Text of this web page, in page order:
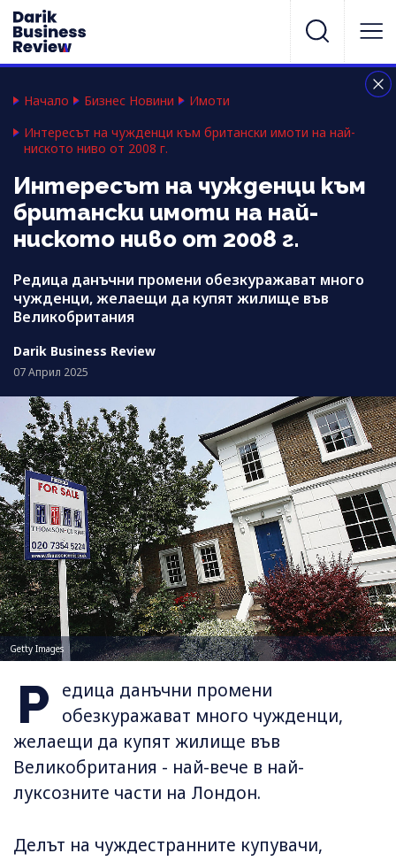
Начало Бизнес Новини
Имоти
Интересът на чужденци към британски имоти на най-
ниското ниво от 2008 г.
Интересът на чужденци към
британски имоти на най-
ниското ниво от 2008 г.
Редица данъчни промени обезкуражават много
чужденци, желаещи да купят жилище във
Великобритания
Darik Business Review
07 Април 2025
Getty Images
Р
едица данъчни промени
обезкуражават много чужденци,
желаещи да купят жилище във
Великобритания - най-вече в най-
луксозните части на Лондон.
Делът на чуждестранните купувачи,